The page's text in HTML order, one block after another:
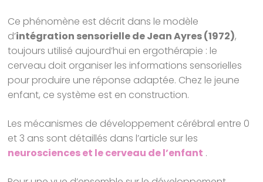
Ce phénomène est décrit dans le modèle
d’intégration sensorielle de Jean Ayres (1972),
toujours utilisé aujourd’hui en ergothérapie : le
cerveau doit organiser les informations sensorielles
pour produire une réponse adaptée. Chez le jeune
enfant, ce système est en construction.
Les mécanismes de développement cérébral entre 0
et 3 ans sont détaillés dans l’article sur les
neurosciences et le cerveau de l’enfant .